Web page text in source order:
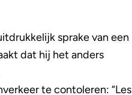
sprake van een
dat hij het anders
te contoleren: “Les